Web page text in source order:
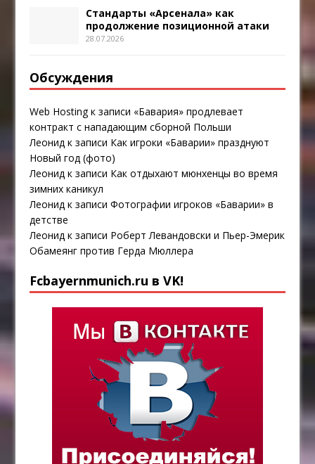
Стандарты «Арсенала» как
продолжение позиционной атаки
28.07.2026
Обсуждения
Web Hostingк записи «Бавария» продлевает
контракт с нападающим сборной Польши
Леонид к записи Как игроки «Баварии» празднуют
Новый год (фото)
Леонид к записи Как отдыхают мюнхенцы во время
зимних каникул
Леонид к записиФотографии игроков «Баварии» в
детстве
Леонид к записи Роберт Левандовски и Пьер-Эмерик
Обамеянг против Герда Мюллера
Fcbayernmunich.ru в VK!